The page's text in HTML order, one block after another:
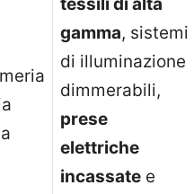
tessili di alta
gamma, sistemi
di illuminazione
dimmerabili,
prese
elettriche
incassate e